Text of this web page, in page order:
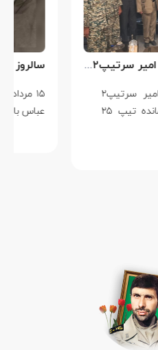
اهدای لوح تبریک ترفیع امیر سرتیپ۲ ستاد حسین صادق زاده فرمانده تیپ ۲۵ واکنش سریع شهید آبگون نزاجا مستقر در تبریز
اهدای لوح تبریک ترفیع امیر سرتیپ۲
ستاد حسین صادق زاده فرمانده تیپ ۲۵
۱۵
عباس بابایی